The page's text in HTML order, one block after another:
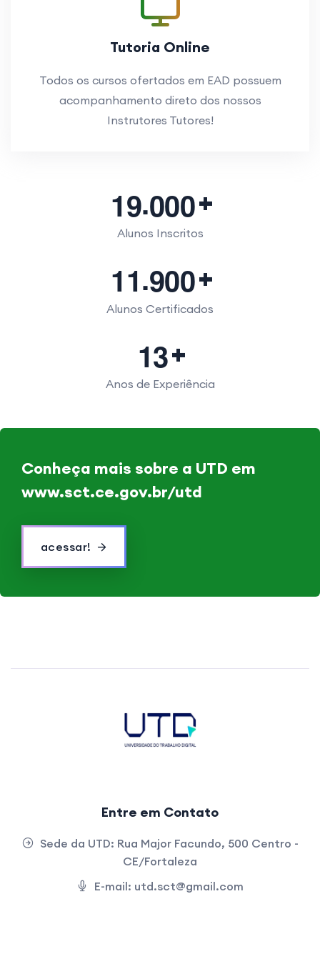
Tutoria Online
Todos os cursos ofertados em EAD possuem
acompanhamento direto dos nossos
Instrutores Tutores!
19.000
Alunos Inscritos
11.900
Alunos Certificados
13
Anos de Experiência
Conheça mais sobre a UTD em
www.sct.ce.gov.br/utd
acessar!
Entre em Contato
Sede da UTD: Rua Major Facundo, 500 Centro -
CE/Fortaleza
E-mail: utd.sct@gmail.com